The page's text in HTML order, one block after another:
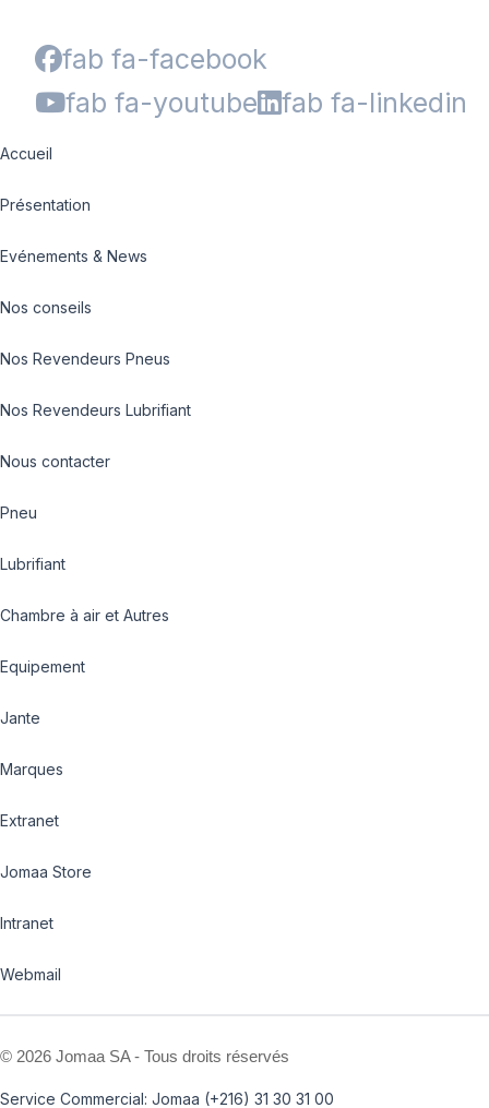
fab fa-facebook
fab fa-youtube
fab fa-linkedin
Accueil
Présentation
Evénements & News
Nos conseils
Nos Revendeurs Pneus
Nos Revendeurs Lubrifiant
Nous contacter
Pneu
Lubrifiant
Chambre à air et Autres
Equipement
Jante
Marques
Extranet
Jomaa Store
Intranet
Webmail
© 2026 Jomaa SA - Tous droits réservés
Service Commercial: Jomaa (+216) 31 30 31 00